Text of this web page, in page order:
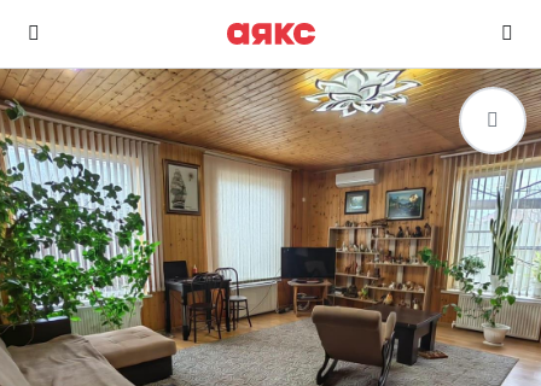
г. Анапа
Избранное
0 объявлений
Сравнение
0 объявлений
Недвижимость Услуги